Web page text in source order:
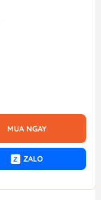
MUA NGAY
Z ZALO